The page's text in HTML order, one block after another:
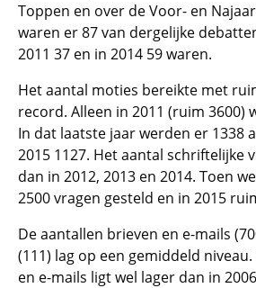
Toppen en over de Voor- en
waren er 87 van dergelijke
2011 37 en in 2014 59 waren.
Het aantal moties bereikte met
record. Alleen in 2011 (ruim 3600)
In dat laatste jaar werden er 1338
2015 1127. Het aantal schriftelijke
dan in 2012, 2013 en 2014. Toen
2500 vragen gesteld en in 2015
De aantallen brieven en e-mails
(111) lag op een gemiddeld
en e-mails ligt wel lager dan in